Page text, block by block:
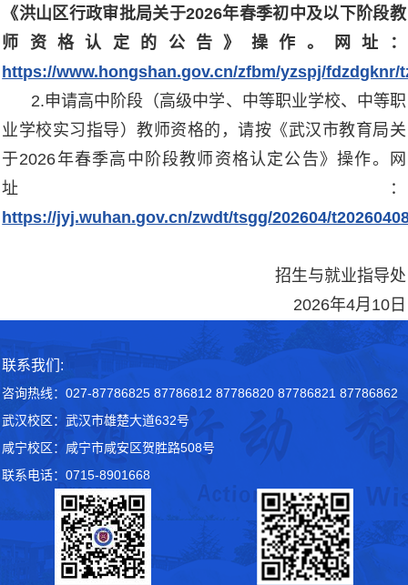
《洪山区行政审批局关于2026年春季初中及以下阶段教
师资格认定的公告》操作。网址：
https://www.hongshan.gov.cn/zfbm/yzspj/fdzdgknr/
2.申请高中阶段（高级中学、中等职业学校、中等职
业学校实习指导）教师资格的，请按《武汉市教育局关
于2026年春季高中阶段教师资格认定公告》操作。网
址：
https://jyj.wuhan.gov.cn/zwdt/tsgg/202604/
招生与就业指导处
2026年4月10日
联系我们:
咨询热线：027-87786825 87786812 87786820 87786821 87786862
武汉校区：武汉市雄楚大道632号
咸宁校区：咸宁市咸安区贺胜路508号
联系电话：0715-8901668